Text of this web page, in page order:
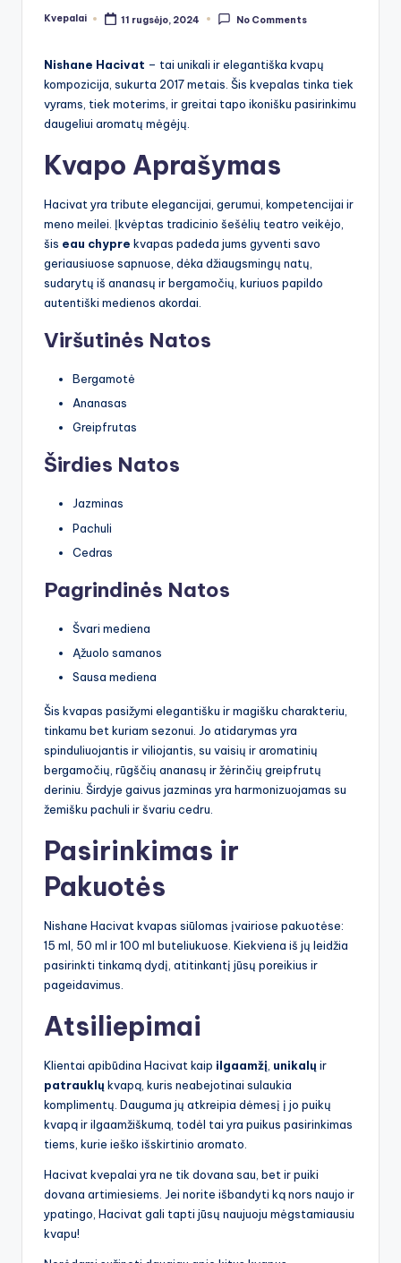
Posted
Kvepalai 11 rugsėjo, 2024 No Comments
Nishane Hacivat – tai unikali ir elegantiška kvapų
kompozicija, sukurta 2017 metais. Šis kvepalas tinka tiek
vyrams, tiek moterims, ir greitai tapo ikonišku pasirinkimu
daugeliui aromatų mėgėjų.
Kvapo Aprašymas
Hacivat yra tribute elegancijai, gerumui, kompetencijai ir
meno meilei. Įkvėptas tradicinio šešėlių teatro veikėjo,
šis eau chypre kvapas padeda jums gyventi savo
geriausiuose sapnuose, dėka džiaugsmingų natų,
sudarytų iš ananasų ir bergamočių, kuriuos papildo
autentiški medienos akordai.
Viršutinės Natos
Bergamotė
Ananasas
Greipfrutas
Širdies Natos
Jazminas
Pachuli
Cedras
Pagrindinės Natos
Švari mediena
Ąžuolo samanos
Sausa mediena
Šis kvapas pasižymi elegantišku ir magišku charakteriu,
tinkamu bet kuriam sezonui. Jo atidarymas yra
spinduliuojantis ir viliojantis, su vaisių ir aromatinių
bergamočių, rūgščių ananasų ir žėrinčių greipfrutų
deriniu. Širdyje gaivus jazminas yra harmonizuojamas su
žemišku pachuli ir švariu cedru.
Pasirinkimas ir
Pakuotės
Nishane Hacivat kvapas siūlomas įvairiose pakuotėse:
15 ml, 50 ml ir 100 ml buteliukuose. Kiekviena iš jų leidžia
pasirinkti tinkamą dydį, atitinkantį jūsų poreikius ir
pageidavimus.
Atsiliepimai
Klientai apibūdina Hacivat kaip ilgaamžį unikalų ir
patrauklų kvapą, kuris neabejotinai sulaukia
komplimentų. Dauguma jų atkreipia dėmesį į jo puikų
kvapą ir ilgaamžiškumą, todėl tai yra puikus pasirinkimas
tiems, kurie ieško išskirtinio aromato.
Hacivat kvepalai yra ne tik dovana sau, bet ir puiki
dovana artimiesiems. Jei norite išbandyti ką nors naujo ir
ypatingo, Hacivat gali tapti jūsų naujuoju mėgstamiausiu
kvapu!